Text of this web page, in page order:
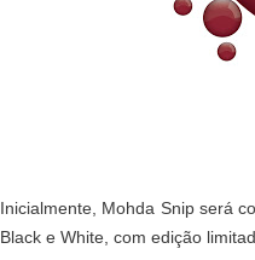
Inicialmente, Mohda Snip será
Black e White, com edição